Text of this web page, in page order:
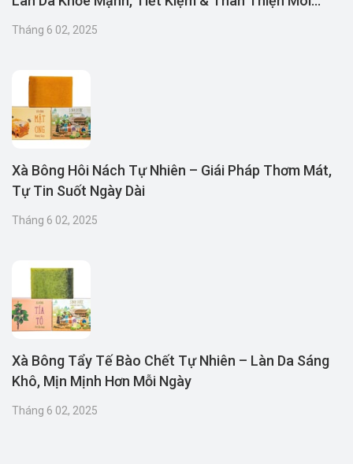
Tháng 6 02, 2025
Xà Bông Hôi Nách Tự Nhiên – Giái Pháp Thơm Mát,
Tự Tin Suốt Ngày Dài
Tháng 6 02, 2025
Xà Bông Tẩy Tế Bào Chết Tự Nhiên – Làn Da Sáng
Khô, Mịn Mịnh Hơn Mỗi Ngày
Tháng 6 02, 2025